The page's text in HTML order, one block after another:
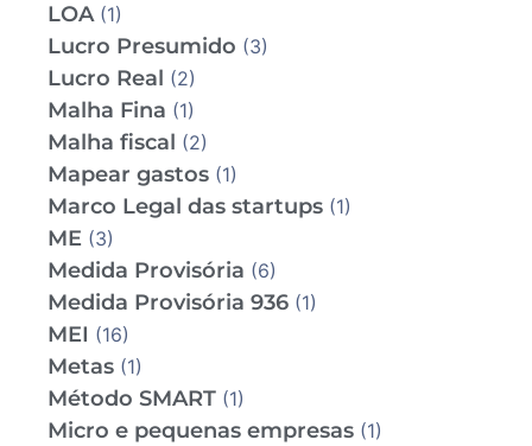
LOA(1)
Lucro Presumido (3)
Lucro Real (2)
Malha Fina (1)
Malha fiscal (2)
Mapear gastos (1)
Marco Legal das startups (1)
ME (3)
Medida Provisória (6)
Medida Provisória 936 (1)
MEI (16)
Metas (1)
Método SMART (1)
Micro e pequenas empresas (1)